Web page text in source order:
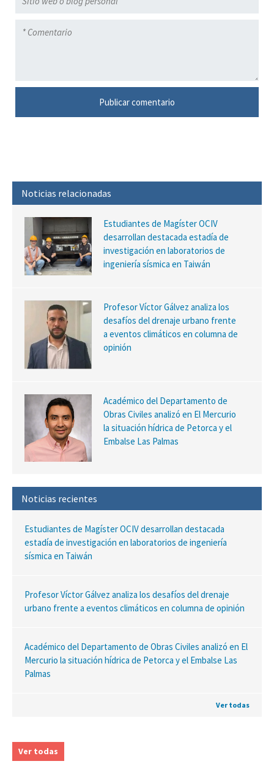
Noticias relacionadas
Estudiantes de Magíster OCIV
desarrollan destacada estadía de
investigación en laboratorios de
ingeniería sísmica en Taiwán
Profesor Víctor Gálvez analiza los
desafíos del drenaje urbano frente
a eventos climáticos en columna de
opinión
Académico del Departamento de
Obras Civiles analizó en El Mercurio
la situación hídrica de Petorca y el
Embalse Las Palmas
Noticias recientes
Estudiantes de Magíster OCIV desarrollan destacada
estadía de investigación en laboratorios de ingeniería
sísmica en Taiwán
Profesor Víctor Gálvez analiza los desafíos del drenaje
urbano frente a eventos climáticos en columna de opinión
Académico del Departamento de Obras Civiles analizó en El
Mercurio la situación hídrica de Petorca y el Embalse Las
Palmas
Ver todas
Ver todas